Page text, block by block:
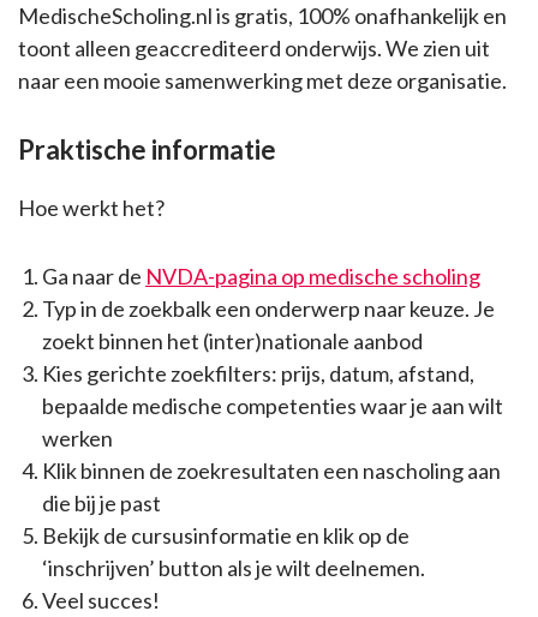
MedischeScholing.nl is gratis, 100% onafhankelijk en
toont alleen geaccrediteerd onderwijs. We zien uit
naar een mooie samenwerking met deze organisatie.
Praktische informatie
Hoe werkt het?
Ga naar de NVDA-pagina op medische scholing
Typ in de zoekbalk een onderwerp naar keuze. Je
zoekt binnen het (inter)nationale aanbod
Kies gerichte zoekfilters: prijs, datum, afstand,
bepaalde medische competenties waar je aan wilt
werken
Klik binnen de zoekresultaten een nascholing aan
die bij je past
Bekijk de cursusinformatie en klik op de
‘inschrijven’ button als je wilt deelnemen.
Veel succes!